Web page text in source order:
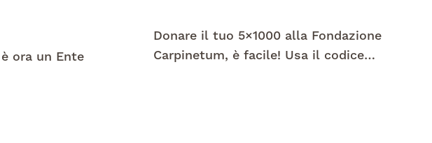
ora un Ente
Donare il tuo 5×1000 alla Fondazione
Carpinetum, è facile! Usa il codice